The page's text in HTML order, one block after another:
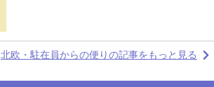
北欧・駐在員からの便りの記事をもっと見る